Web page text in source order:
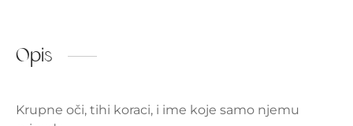
Opis
Krupne oči, tihi koraci, i ime koje samo njemu